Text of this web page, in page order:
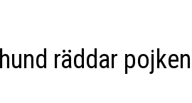
räddar